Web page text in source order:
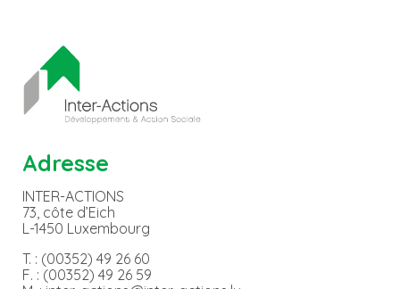
Adresse
INTER-ACTIONS
73, côte d’Eich
L-1450 Luxembourg
T. : (00352) 49 26 60
F. : (00352) 49 26 59